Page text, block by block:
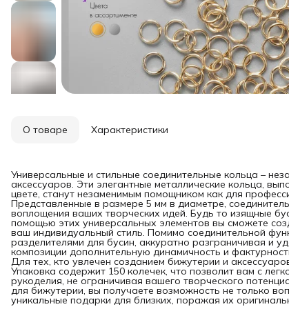
О товаре Характеристики
Универсальные и стильные соединительные кольца –
аксессуаров. Эти элегантные металлические кольца,
цвете, станут незаменимым помощником как для
Представленные в размере 5 мм в диаметре,
воплощения ваших творческих идей. Будь то изящные
помощью этих универсальных элементов вы сможете
ваш индивидуальный стиль. Помимо соединительной
разделителями для бусин, аккуратно разграничивая и
композиции дополнительную динамичность и
Для тех, кто увлечен созданием бижутерии и
Упаковка содержит 150 колечек, что позволит вам с
рукоделия, не ограничивая вашего творческого
для бижутерии, вы получаете возможность не только
уникальные подарки для близких, поражая их